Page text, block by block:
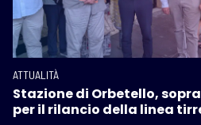
ATTUALITÀ
Stazione di Orbetello,
per il rilancio della linea